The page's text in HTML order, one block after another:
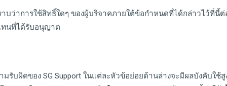
บว่าการใช้สิทธิ์ใดๆ ของผู้บริจาคภายใต้ข้อกำหนดที่ได้กล่าวไว้ที่
นที่ได้รับอนุญาต
รับผิดของ SG Support ในแต่ละหัวข้อย่อยด้านล่างจะมีผลบังคับใ